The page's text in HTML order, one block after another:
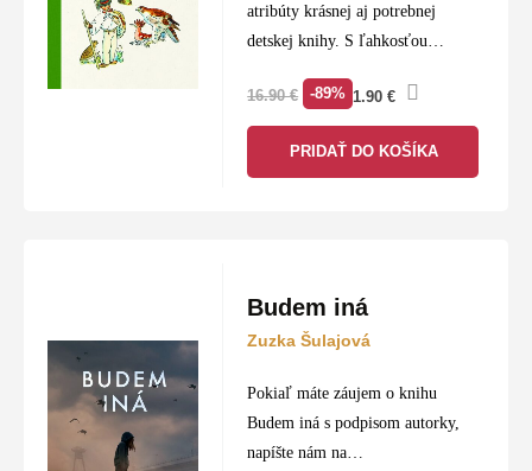
atribúty krásnej aj potrebnej
detskej knihy. S ľahkosťou
príbeh nám predstaví našich
najvýznamnejších spevavcov a
poučí nás, aké sú vtáčiky
16.90€ -89% 1.90 €
PRIDAŤ DO KOŠÍKA
Budem iná
Zuzka Šulajová
Pokiaľ máte záujem o knihu
Budem iná s podpisom autorky,
napíšte nám na